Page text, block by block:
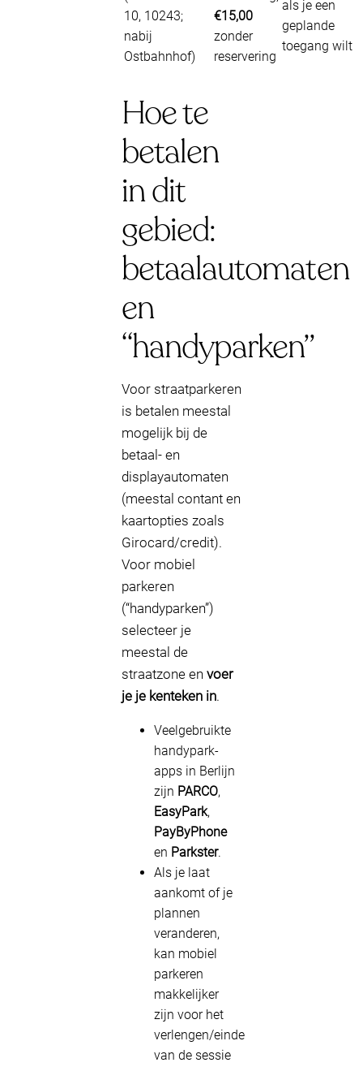
10, 10243;
nabij
Ostbahnhof)
€15,00
zonder
reservering
als je een
geplande
toegang wilt
Hoe te
betalen
in dit
gebied:
betaalautomaten
en
“handyparken”
Voor straatparkeren
is betalen meestal
mogelijk bij de
betaal- en
displayautomaten
(meestal contant en
kaartopties zoals
Girocard/credit).
Voor mobiel
parkeren
(“handyparken”)
selecteer je
meestal de
straatzone en voer
je je kenteken in.
Veelgebruikte
handypark-
apps in Berlijn
zijn PARCO,
EasyPark,
PayByPhone
en Parkster.
Als je laat
aankomt of je
plannen
veranderen,
kan mobiel
parkeren
makkelijker
zijn voor het
verlengen/einde
van de sessie